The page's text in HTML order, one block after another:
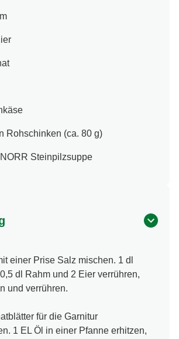
Rohschinken (ca. 80 g)
Steinpilzsuppe
einer Prise Salz mischen. 1 dl
dl Rahm und 2 Eier verrühren,
und verrühren.
für die Garnitur
1 EL Öl in einer Pfanne erhitzen,